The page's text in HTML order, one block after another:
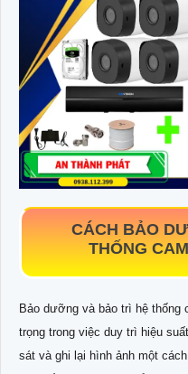
CÁCH BẢO
THỐNG
Bảo dưỡng và bảo trì hệ thống
trọng trong việc duy trì hiệu
sát và ghi lại hình ảnh một